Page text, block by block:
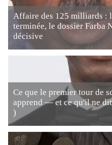
Affaire des 125 milliards :
terminée, le dossier Farba
décisive
Ce que le premier tour de
apprend — et ce qu'il ne
)